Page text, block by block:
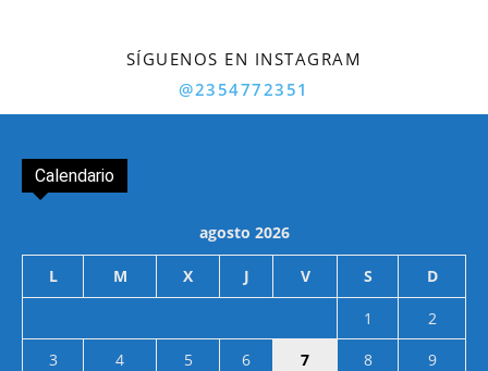
SÍGUENOS EN INSTAGRAM
@2354772351
Calendario
agosto 2026
L M X J V S D
1
2
3
4 5 6 7 8
9